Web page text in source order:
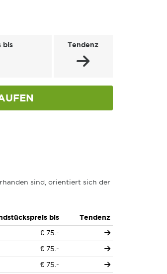
bis Tendenz
sind, orientiert sich der
bis
Tendenz
€ 75.-
€ 75.-
€ 75.-